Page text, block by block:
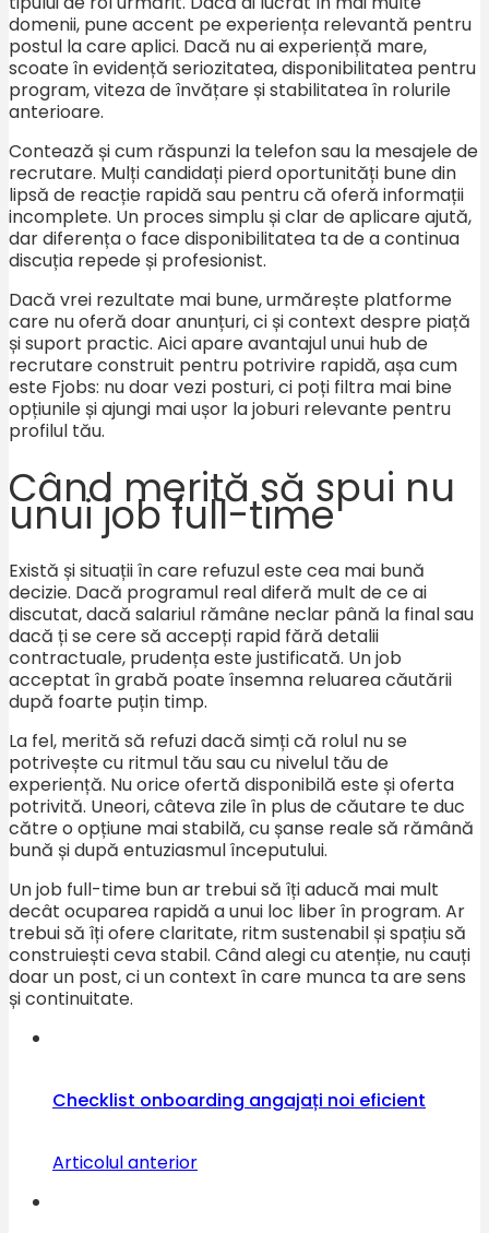
domenii, pune accent pe experiența relevantă pentru
postul la care aplici. Dacă nu ai experiență mare,
scoate în evidență seriozitatea, disponibilitatea pentru
program, viteza de învățare și stabilitatea în rolurile
anterioare.
Contează și cum răspunzi la telefon sau la mesajele de
recrutare. Mulți candidați pierd oportunități bune din
lipsă de reacție rapidă sau pentru că oferă informații
incomplete. Un proces simplu și clar de aplicare ajută,
dar diferența o face disponibilitatea ta de a continua
discuția repede și profesionist.
Dacă vrei rezultate mai bune, urmărește platforme
care nu oferă doar anunțuri, ci și context despre piață
și suport practic. Aici apare avantajul unui hub de
recrutare construit pentru potrivire rapidă, așa cum
este Fjobs: nu doar vezi posturi, ci poți filtra mai bine
opțiunile și ajungi mai ușor la joburi relevante pentru
profilul tău.
Când merită să spui nu
unui job full-time
Există și situații în care refuzul este cea mai bună
decizie. Dacă programul real diferă mult de ce ai
discutat, dacă salariul rămâne neclar până la final sau
dacă ți se cere să accepți rapid fără detalii
contractuale, prudența este justificată. Un job
acceptat în grabă poate însemna reluarea căutării
după foarte puțin timp.
La fel, merită să refuzi dacă simți că rolul nu se
potrivește cu ritmul tău sau cu nivelul tău de
experiență. Nu orice ofertă disponibilă este și oferta
potrivită. Uneori, câteva zile în plus de căutare te duc
către o opțiune mai stabilă, cu șanse reale să rămână
bună și după entuziasmul începutului.
Un job full-time bun ar trebui să îți aducă mai mult
decât ocuparea rapidă a unui loc liber în program. Ar
trebui să îți ofere claritate, ritm sustenabil și spațiu să
construiești ceva stabil. Când alegi cu atenție, nu cauți
doar un post, ci un context în care munca ta are sens
și continuitate.
Checklist onboarding angajați noi eficient
Articolul anterior